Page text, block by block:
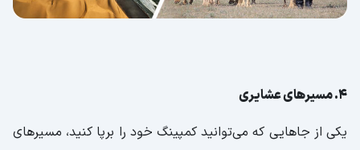
4. مسیرهای عشایری
یکی از جاهایی که می‌توانید کمپینگ خود را برپا کنید، مسیرهای